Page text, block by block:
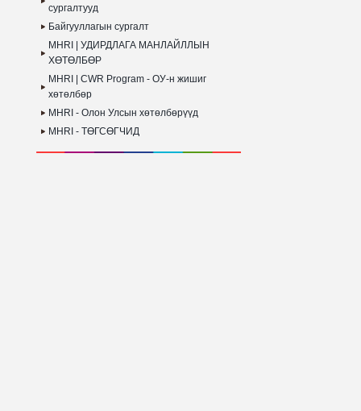
сургалтууд
Байгууллагын сургалт
MHRI | УДИРДЛАГА МАНЛАЙЛЛЫН
ХӨТӨЛБӨР
MHRI | CWR Program - ОУ-н жишиг
хөтөлбөр
MHRI - Олон Улсын хөтөлбөрүүд
MHRI - ТӨГСӨГЧИД